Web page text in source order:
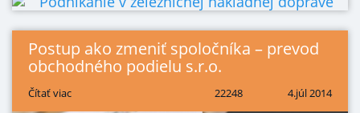
Postup ako zmeniť spoločníka – prevod
obchodného podielu s.r.o.
Čítať viac 22248 4.júl 2014